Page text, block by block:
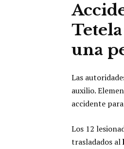
una
Las
auxilio.
accidente
Los 12
trasladados al